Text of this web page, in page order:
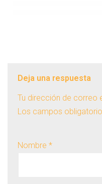
Deja una respuesta
Tu dirección de correo
Los campos
Nombre *